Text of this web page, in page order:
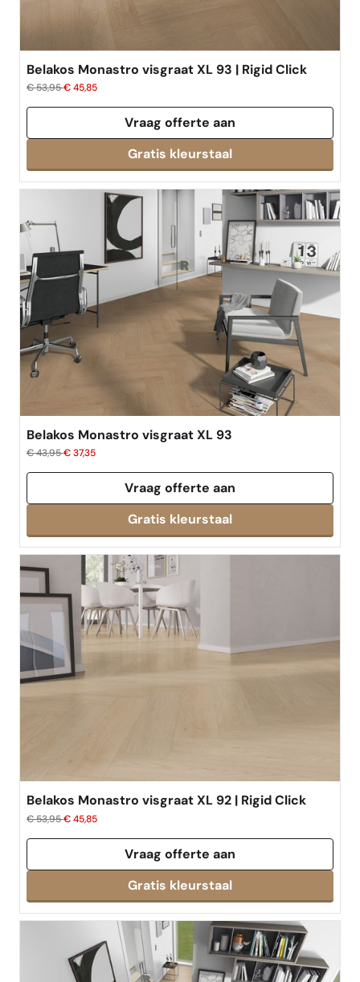
Belakos Monastro visgraat XL 93 | Rigid Click
€ 53,95€ 45,85
Vraag offerte aan
Belakos Monastro visgraat XL 93
€ 43,95€ 37,35
Vraag offerte aan
Belakos Monastro visgraat XL 92 | Rigid Click
€ 53,95€ 45,85
Vraag offerte aan